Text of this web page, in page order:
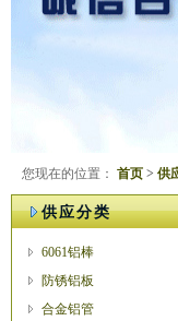
您现在的位置： 首页 > 供
供应分类
6061铝棒
防锈铝板
合金铝管